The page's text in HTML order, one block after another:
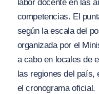
labor docente en las
competencias. El
según la escala del
organizada por el
a cabo en locales de
las regiones del
el cronograma oficial.